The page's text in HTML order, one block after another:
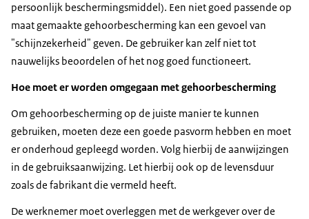
persoonlijk beschermingsmiddel). Een niet goed passende op
maat gemaakte gehoorbescherming kan een gevoel van
"schijnzekerheid" geven. De gebruiker kan zelf niet tot
nauwelijks beoordelen of het nog goed functioneert.
Hoe moet er worden omgegaan met gehoorbescherming
Om gehoorbescherming op de juiste manier te kunnen
gebruiken, moeten deze een goede pasvorm hebben en moet
er onderhoud gepleegd worden. Volg hierbij de aanwijzingen
in de gebruiksaanwijzing. Let hierbij ook op de levensduur
zoals de fabrikant die vermeld heeft.
De werknemer moet overleggen met de werkgever over de